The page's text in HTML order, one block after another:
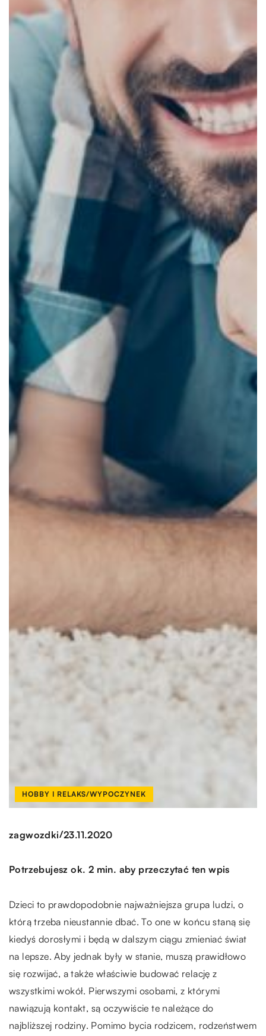
HOBBY I RELAKS/WYPOCZYNEK
zagwozdki/23.11.2020
Potrzebujesz ok. 2 min. aby przeczytać ten wpis
Dzieci to prawdopodobnie najważniejsza grupa ludzi, o
którą trzeba nieustannie dbać. To one w końcu staną się
kiedyś dorosłymi i będą w dalszym ciągu zmieniać świat
na lepsze. Aby jednak były w stanie, muszą prawidłowo
się rozwijać, a także właściwie budować relację z
wszystkimi wokół. Pierwszymi osobami, z którymi
nawiązują kontakt, są oczywiście te należące do
najbliższej rodziny. Pomimo bycia rodzicem, rodzeństwem